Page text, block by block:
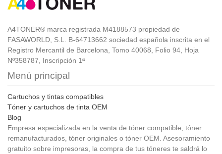
A4TONER® marca registrada M4188573 propiedad de
FASAWORLD, S.L. B-64713662 sociedad española inscrita en el
Registro Mercantil de Barcelona, Tomo 40068, Folio 94, Hoja
Nº358787, Inscripción 1ª
Menú principal
Cartuchos y tintas compatibles
Tóner y cartuchos de tinta OEM
Blog
Empresa especializada en la venta de tóner compatible, tóner
remanufacturados, tóner originales o tóner OEM. Asesoramiento
gratuito sobre impresoras, la compra de tus tóneres te saldrá lo